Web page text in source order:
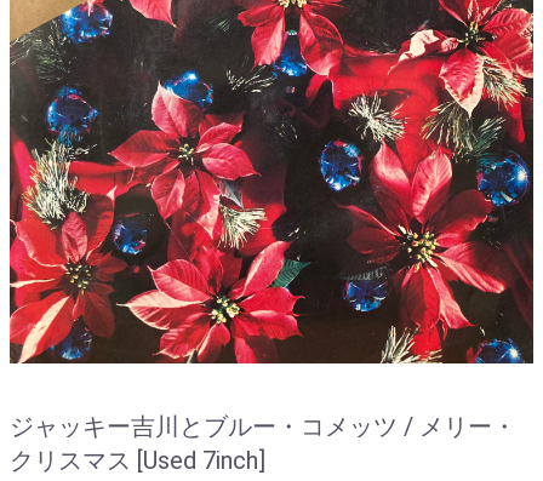
ジャッキー吉川とブルー・コメッツ / メリー・
クリスマス [Used 7inch]